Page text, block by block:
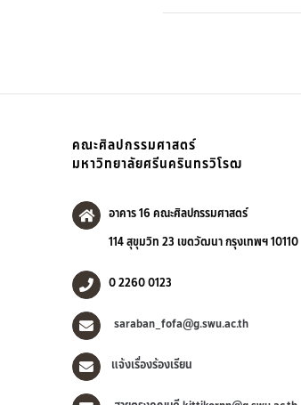
คณะศิลปกรรมศาสตร์
มหาวิทยาลัยศรีนครินทรวิโรฒ
อาคาร 16 คณะศิลปกรรมศาสตร์
114 สุขุมวิท 23 เขตวัฒนา กรุงเทพฯ 10110
0 2260 0123
saraban_fofa@g.swu.ac.th
แจ้งเรื่องร้องเรียน